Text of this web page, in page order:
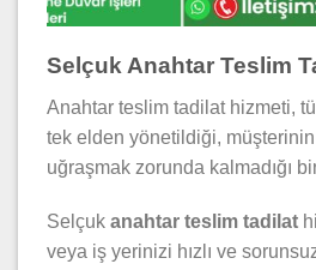
Selçuk Anahtar Teslim
Anahtar teslim tadilat hizmeti,
tek elden yönetildiği,
uğraşmak zorunda kalmadığı
Selçuk anahtar teslim tadilat
veya iş yerinizi hızlı ve